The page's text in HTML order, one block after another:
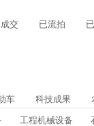
交 已流拍
车 科技成果
工程机械设备